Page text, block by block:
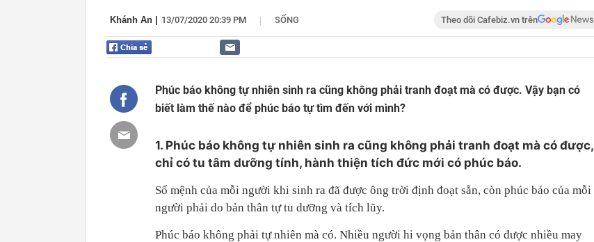
Khánh An 13/07/2020 20:39 PM | SỐNG Theo dõi Cafebiz.vn trên
Phúc báo không tự nhiên sinh ra cũng không phải tranh đoạt mà có được. Vậy bạn có
biết làm thế nào để phúc báo tự tìm đến với mình?
1. Phúc báo không tự nhiên sinh ra cũng không phải tranh đoạt mà có được,
chỉ có tu tâm dưỡng tính, hành thiện tích đức mới có phúc báo.
Số mệnh của mỗi người khi sinh ra đã được ông trời định đoạt sẵn, còn phúc báo của mỗi
người phải do bản thân tự tu dưỡng và tích lũy.
Phúc báo không phải tự nhiên mà có. Nhiều người hi vọng bản thân có được nhiều may